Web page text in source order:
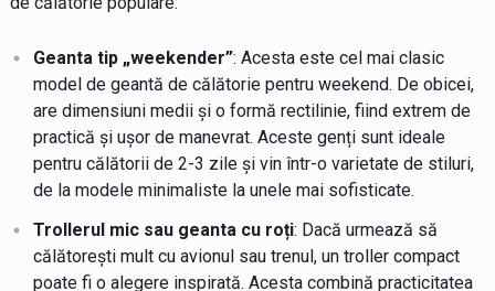
Geanta tip „weekender”: Acesta este cel mai clasic
model de geantă de călătorie pentru weekend. De obicei,
are dimensiuni medii și o formă rectilinie, fiind extrem de
practică și ușor de manevrat. Aceste genți sunt ideale
pentru călătorii de 2-3 zile și vin într-o varietate de stiluri,
de la modele minimaliste la unele mai sofisticate.
Trollerul mic sau geanta cu roți: Dacă urmează să
călătorești mult cu avionul sau trenul, un troller compact
poate fi o alegere inspirată. Acesta combină practicitatea